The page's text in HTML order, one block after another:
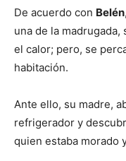
De acuerdo con Belén
una de la madrugada,
el calor; pero, se
habitación.
Ante ello, su madre,
refrigerador y
quien estaba morado